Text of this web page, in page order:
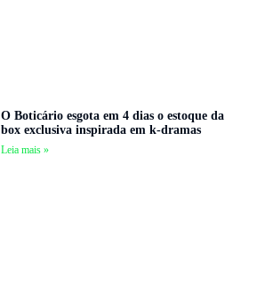
O Boticário esgota em 4 dias o estoque da
box exclusiva inspirada em k-dramas
Leia mais »